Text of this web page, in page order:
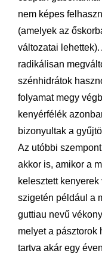
nem képes
(amelyek az
változatai
radikálisan
szénhidrátok
folyamat megy
kenyérfélék
bizonyultak a
Az utóbbi
akkor is, amikor a
kelesztett
szigetén például a
guttiau nevű
melyet a pásztorok
tartva akár egy